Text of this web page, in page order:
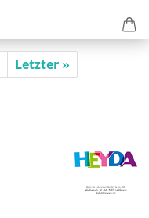
Letzter »